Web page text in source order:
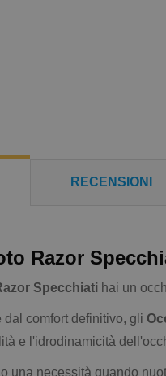
RECENSIONI
Razor
Specchiati hai un
comfort definitivo, gli
e l'idrodinamicità
una necessità quando